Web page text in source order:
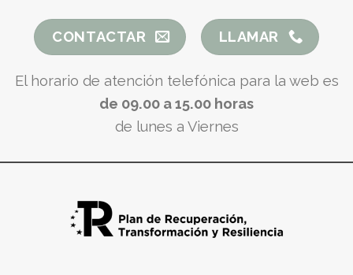
CONTACTAR LLAMAR
El horario de atención telefónica para la web es
de 09.00 a 15.00 horas
de lunes a Viernes